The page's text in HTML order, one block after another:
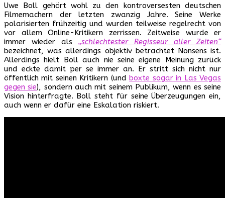
Uwe Boll gehört wohl zu den kontroversesten deutschen
Filmemachern der letzten zwanzig Jahre. Seine Werke
polarisierten frühzeitig und wurden teilweise regelrecht von
vor allem Online-Kritikern zerrissen. Zeitweise wurde er
immer wieder als „schlechtester Regisseur aller Zeiten“
bezeichnet, was allerdings objektiv betrachtet Nonsens ist.
Allerdings hielt Boll auch nie seine eigene Meinung zurück
und eckte damit per se immer an. Er stritt sich nicht nur
öffentlich mit seinen Kritikern (undboxte sogar in Las Vegas
gegen sie), sondern auch mit seinem Publikum, wenn es seine
Vision hinterfragte. Boll steht für seine Überzeugungen ein,
auch wenn er dafür eine Eskalation riskiert.